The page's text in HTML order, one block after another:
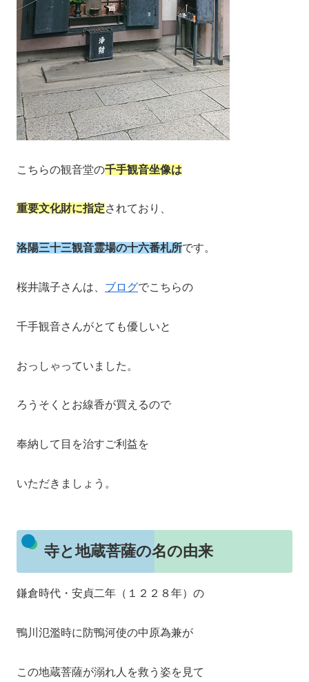
こちらの観音堂の千手観音坐像は
重要文化財に指定されており、
洛陽三十三観音霊場の十六番札所です。
桜井識子さんは、 ブログでこちらの
千手観音さんがとても優しいと
おっしゃっていました。
ろうそくとお線香が買えるので
奉納して目を治すご利益を
いただきましょう。
寺と地蔵菩薩の名の由来
鎌倉時代・安貞二年（１２２８年）の
鴨川氾濫時に防鴨河使の中原為兼が
この地蔵菩薩が溺れ人を救う姿を見て